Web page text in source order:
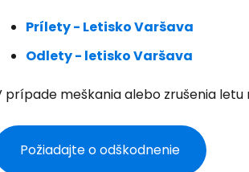
Prílety - Letisko Varšava
Odlety - letisko Varšava
prípade meškania alebo zrušenia
Požiadajte o odškodnenie